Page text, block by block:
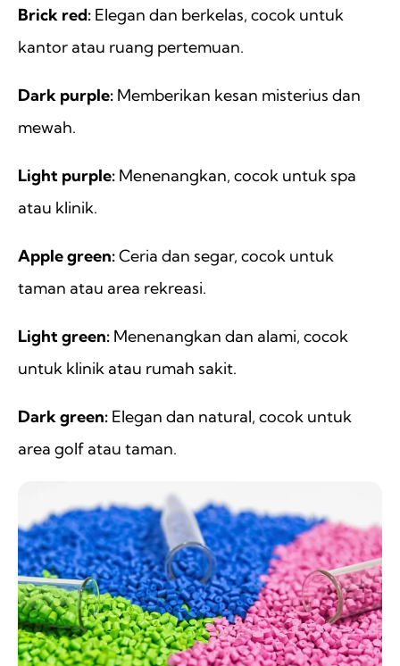
Brick red: Elegan dan berkelas, cocok untuk
kantor atau ruang pertemuan.
Dark purple: Memberikan kesan misterius dan
mewah.
Light purple: Menenangkan, cocok untuk spa
atau klinik.
Apple green:Ceria dan segar, cocok untuk
taman atau area rekreasi.
Light green: Menenangkan dan alami, cocok
untuk klinik atau rumah sakit.
Dark green: Elegan dan natural, cocok untuk
area golf atau taman.